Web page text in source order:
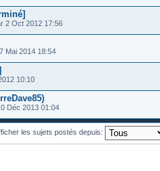
2 Oct 2012 17:56
Mai 2014 18:54
10:10
Déc 2013 01:04
les sujets postés depuis: